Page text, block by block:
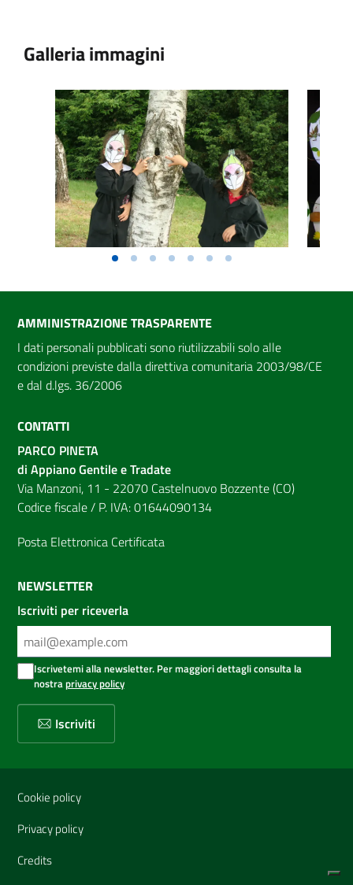
Galleria immagini
AMMINISTRAZIONE TRASPARENTE
I dati personali pubblicati sono riutilizzabili solo alle
condizioni previste dalla direttiva comunitaria 2003/98/CE
e dal d.lgs. 36/2006
CONTATTI
PARCO PINETA
di Appiano Gentile e Tradate
Via Manzoni, 11 - 22070 Castelnuovo Bozzente (CO)
Codice fiscale / P. IVA: 01644090134
Posta Elettronica Certificata
NEWSLETTER
Iscriviti per riceverla
Iscrivetemi alla newsletter. Per maggiori dettagli consulta la
nostraprivacy policy
Iscriviti
Sezione Link Utili
Cookie policy
Privacy policy
Credits